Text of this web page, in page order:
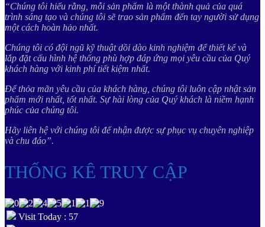
“Chúng tôi hiểu rằng, mỗi sản phẩm là một thành quả của quá
trình sáng tạo và chúng tôi sẽ trao sản phẩm đến tay người sử dụng
một cách hoàn hảo nhất.
Chúng tôi có đội ngũ kỹ thuật dồi dào kinh nghiệm để thiết kế và
lắp đặt cấu hình hệ thống phù hợp đáp ứng mọi yêu cầu của Quý
khách hàng với kinh phí tiết kiệm nhất.
Để thỏa mãn yêu cầu của khách hàng, chúng tôi luôn cập nhật sản
phẩm mới nhất, tốt nhất. Sự hài lòng của Quý khách là niềm hạnh
phúc của chúng tôi.
Hãy liên hệ với chúng tôi để nhận được sự phục vụ chuyên nghiệp
và chu đáo”.
THỐNG KÊ TRUY CẬP
Visit Today : 57